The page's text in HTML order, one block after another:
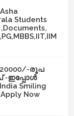
Students
20000/-രൂപ
-ഇപ്പോൾ
Smiling
Now